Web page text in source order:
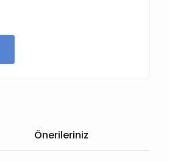
Önerileriniz